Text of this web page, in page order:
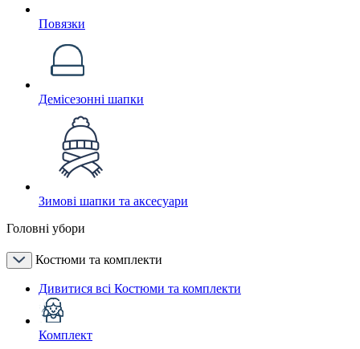
Повязки
Демісезонні шапки
Зимові шапки та аксесуари
Головні убори
Костюми та комплекти
Дивитися всі Костюми та комплекти
Комплект